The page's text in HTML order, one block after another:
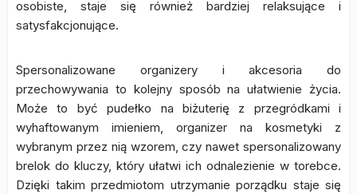
osobiste, staje się również bardziej relaksujące i
satysfakcjonujące.
Spersonalizowane organizery i akcesoria do
przechowywania to kolejny sposób na ułatwienie życia.
Może to być pudełko na biżuterię z przegródkami i
wyhaftowanym imieniem, organizer na kosmetyki z
wybranym przez nią wzorem, czy nawet spersonalizowany
brelok do kluczy, który ułatwi ich odnalezienie w torebce.
Dzięki takim przedmiotom utrzymanie porządku staje się